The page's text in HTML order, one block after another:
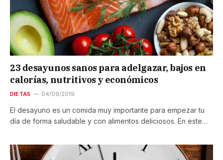
23 desayunos sanos para adelgazar, bajos en
calorías, nutritivos y económicos
DIETAS 04/09/2019
El desayuno es un comida muy importante para empezar tu
día de forma saludable y con alimentos deliciosos. En este…